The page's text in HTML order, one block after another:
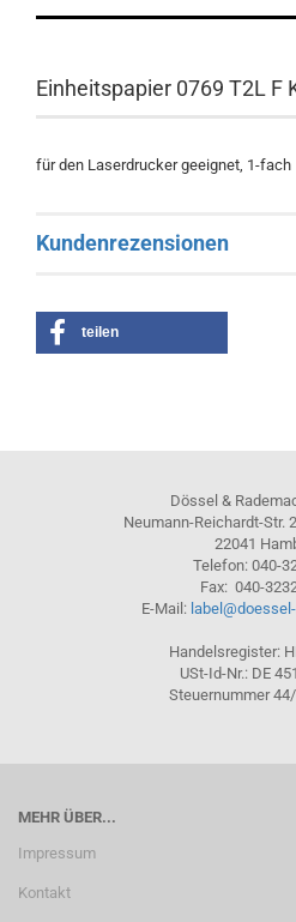
Einheitspapier 0769 T2L F
für den Laserdrucker geeignet, 1-fach
Kundenrezensionen
teilen
Dössel &
Neumann-Reichardt-Str.
22041
Telefon: 040-
Fax: 040-
E-Mail:
Handelsregister:
USt-Id-Nr.: DE
Steuernummer
MEHR ÜBER...
Impressum
Kontakt